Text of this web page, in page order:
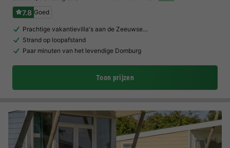
7.8 Goed
Prachtige vakantievilla's aan de Zeeuwse…
Strand op loopafstand
Paar minuten van het levendige Domburg
Toon prijzen